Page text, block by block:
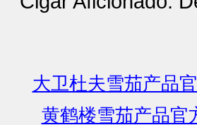
大卫杜夫雪茄产品
黄鹤楼雪茄产品官